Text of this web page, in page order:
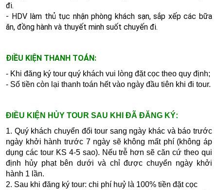
đi.
- HDV làm thủ tục nhận phòng khách sạn, sắp xếp các bữa
ăn, đồng hành và thuyết minh suốt chuyến đi.
ĐIỀU KIỆN THANH TOÁN:
- Khi đăng ký tour quý khách vui lòng đặt cọc theo quy định;
- Số tiền còn lại thanh toán hết vào ngày đầu tiên khi đi tour.
ĐIỀU KIỆN HỦY TOUR SAU KHI ĐÃ ĐĂNG KÝ:
1. Quý khách chuyển đổi tour sang ngày khác và báo trước
ngày khởi hành trước 7 ngày sẽ không mất phí (không áp
dụng các tour KS 4-5 sao). Nếu trễ hơn sẽ căn cứ theo qui
định hủy phạt bên dưới và chỉ được chuyển ngày khởi
hành 1 lần.
2. Sau khi đăng ký tour: chi phí huỷ là 100% tiền đặt cọc